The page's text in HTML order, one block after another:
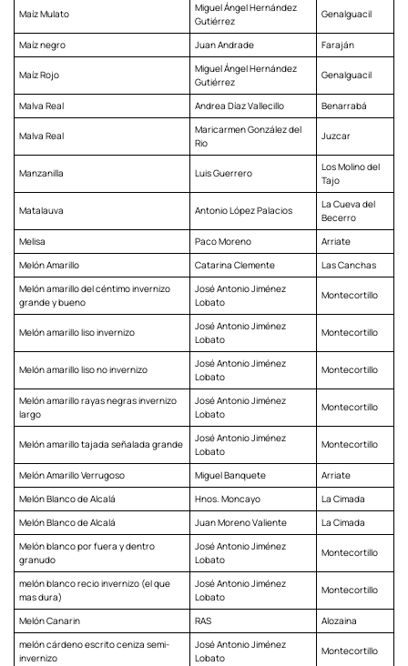
Maíz Mulato
Miguel Ángel Hernández
Gutiérrez
Genalguacil
Maíz negro Juan Andrade Faraján
Maíz Rojo
Miguel Ángel Hernández
Gutiérrez
Genalguacil
Malva Real Andrea Díaz Vallecillo Benarrabá
Malva Real
Maricarmen González del
Rio
Juzcar
Manzanilla Luis Guerrero
Los Molino del
Tajo
Matalauva Antonio López Palacios
La Cueva del
Becerro
Melisa
Paco Moreno
Arriate
Melón Amarillo
Catarina Clemente
Las Canchas
Melón amarillo del céntimo invernizo
grande y bueno
José Antonio Jiménez
Lobato
Montecortillo
Melón amarillo liso invernizo
José Antonio Jiménez
Lobato
Montecortillo
Melón amarillo liso no invernizo
José Antonio Jiménez
Lobato
Montecortillo
Melón amarillo rayas negras invernizo
largo
José Antonio Jiménez
Lobato
Montecortillo
Melón amarillo tajada señalada grande
José Antonio Jiménez
Lobato
Montecortillo
Melón Amarillo Verrugoso Miguel Banquete
Arriate
Melón Blanco de Alcalá
Hnos. Moncayo
La Cimada
Melón Blanco de Alcalá
Juan Moreno Valiente
La Cimada
Melón blanco por fuera y dentro
granudo
José Antonio Jiménez
Lobato
Montecortillo
melón blanco recio invernizo (el que
mas dura)
José Antonio Jiménez
Lobato
Montecortillo
Melón Canarin RAS
Alozaina
melón cárdeno escrito ceniza semi-
invernizo
José Antonio Jiménez
Lobato
Montecortillo